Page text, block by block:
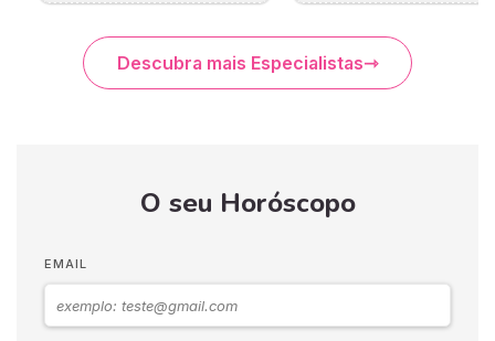
Descubra mais Especialistas
O seu Horóscopo
EMAIL